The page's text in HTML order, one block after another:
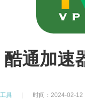
酷通加速
工具 时间：2024-02-12